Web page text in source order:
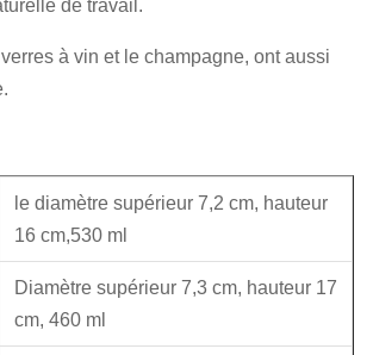
de travail.
à vin et le champagne, ont aussi
le diamètre supérieur 7,2 cm, hauteur
16 cm,530 ml
Diamètre supérieur 7,3 cm, hauteur 17
cm, 460 ml